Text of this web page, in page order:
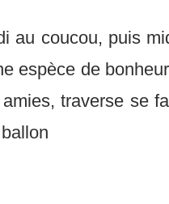
au coucou, puis
espèce de
amies, traverse se